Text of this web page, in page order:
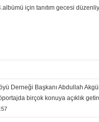
için tanıtım gecesi
Derneği Başkanı Abdullah
birçok konuya açıklık